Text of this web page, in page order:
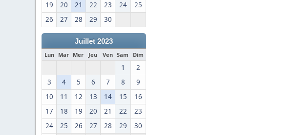
19
20 21 22 23 24
25
26
27 28 29 30
Juillet 2023
Lun Mar Mer Jeu Ven Sam Dim
1
2
3
4 5 6 7 8
9
10
11 12 13 14 15
16
17
18 19 20 21 22
23
24
25 26 27 28 29 30